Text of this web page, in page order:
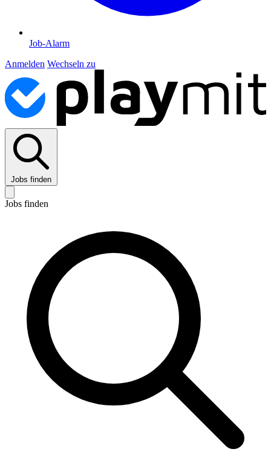
Job-Alarm
Anmelden Wechseln zu
Jobs finden
Jobs finden